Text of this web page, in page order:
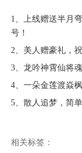
1、上线赠送半月
号！
2、美人赠豪礼，
3、龙吟神霄仙将
4、一朵金莲渡焱
5、散人追梦，简
相关标签：